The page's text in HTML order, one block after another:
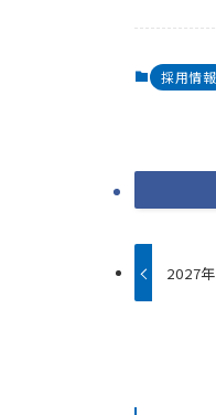
採用情報
2027